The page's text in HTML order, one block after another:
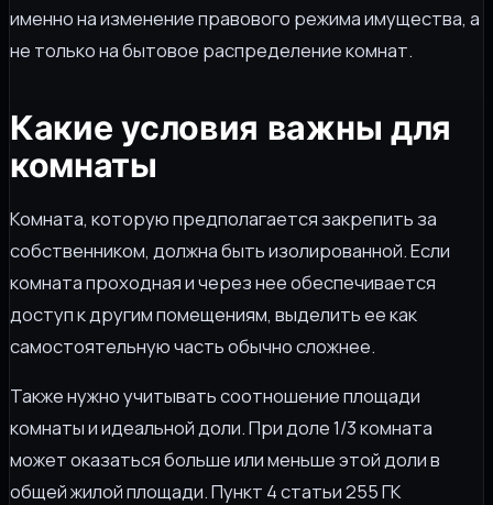
именно на изменение правового режима имущества, а
не только на бытовое распределение комнат.
Какие условия важны для
комнаты
Комната, которую предполагается закрепить за
собственником, должна быть изолированной. Если
комната проходная и через нее обеспечивается
доступ к другим помещениям, выделить ее как
самостоятельную часть обычно сложнее.
Также нужно учитывать соотношение площади
комнаты и идеальной доли. При доле 1/3 комната
может оказаться больше или меньше этой доли в
общей жилой площади. Пункт 4 статьи 255 ГК